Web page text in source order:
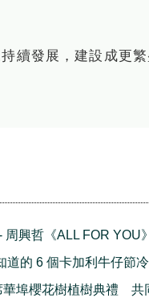
續發展，建設成更
周興哲《ALL FOR YOU》
道的 6 個卡加利牛仔節
華埠櫻花樹植樹典禮 共